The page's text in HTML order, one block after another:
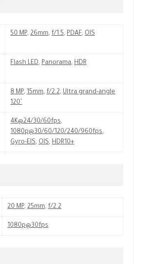
50 MP, 26mm, f/1.5, PDAF, OIS
Flash LED, Panorama, HDR
8 MP, 15mm, f/2.2, Ultra grand-angle
120˚
4K@24/30/60fps,
1080p@30/60/120/240/960fps,
Gyro-EIS, OIS, HDR10+
20 MP, 25mm, f/2.2
1080p@30fps